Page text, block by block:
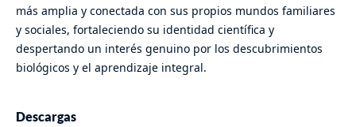
más amplia y conectada con sus propios mundos familiares
y sociales, fortaleciendo su identidad científica y
despertando un interés genuino por los descubrimientos
biológicos y el aprendizaje integral.
Descargas